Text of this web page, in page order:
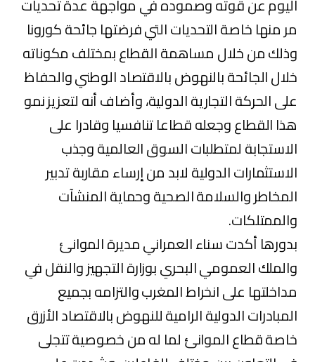
مر منها خاصة التحديات التي فرضتها جائحة كورونا
وذلك من خلال مساهمة القطاع بمختلف مكوناته
خلال الجائحة بالنهوض بالاقتصاد الوطني والحفاظ
على الحركة التجارية الدولية، وأضاف أنه لتعزيز نمو
هذا القطاع وجعله قطاعا تنافسيا وقادرا على
الاستجابة لمتطلبات السوق العالمية وجذب
الاستثمارات الدولية لابد من إرساء مقاربة تدبير
المخاطر والسلامة الصحية وحماية المنشآت
والممتلكات.
بدورها أكدت سناء العمراني مديرة الموانئ
والملك العمومي البحري بوزارة التجهيز والنقل في
مداخلتها على انخراط المغرب والتزامه بجميع
المبادرات الدولية الرامية للنهوض بالاقتصاد الأزرق
خاصة قطاع الموانئ لما له من خصوصية تتجلى